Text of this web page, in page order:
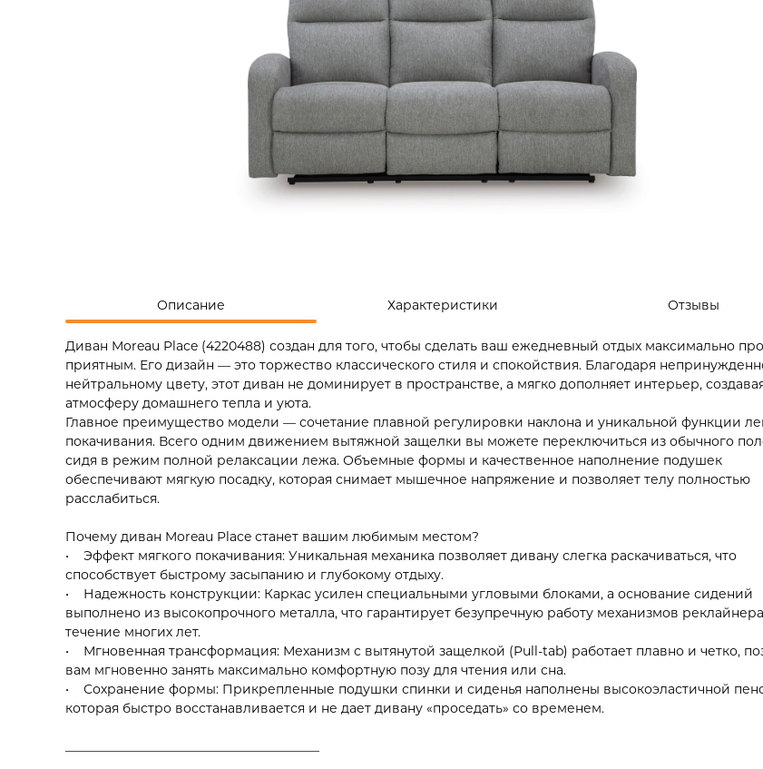
Описание Характеристики Отзывы
Диван Moreau Place (4220488) создан для того, чтобы сделать ваш ежедневный отдых максимально
приятным. Его дизайн — это торжество классического стиля и спокойствия. Благодаря
нейтральному цвету, этот диван не доминирует в пространстве, а мягко дополняет интерьер,
атмосферу домашнего тепла и уюта.
Главное преимущество модели — сочетание плавной регулировки наклона и уникальной функции
покачивания. Всего одним движением вытяжной защелки вы можете переключиться из обычного
сидя в режим полной релаксации лежа. Объемные формы и качественное наполнение подушек
обеспечивают мягкую посадку, которая снимает мышечное напряжение и позволяет телу полностью
расслабиться.
Почему диван Moreau Place станет вашим любимым местом?
• Эффект мягкого покачивания: Уникальная механика позволяет дивану слегка раскачиваться, что
способствует быстрому засыпанию и глубокому отдыху.
• Надежность конструкции: Каркас усилен специальными угловыми блоками, а основание сидений
выполнено из высокопрочного металла, что гарантирует безупречную работу механизмов
течение многих лет.
• Мгновенная трансформация: Механизм с вытянутой защелкой (Pull-tab) работает плавно и четко,
вам мгновенно занять максимально комфортную позу для чтения или сна.
• Сохранение формы: Прикрепленные подушки спинки и сиденья наполнены высокоэластичной
которая быстро восстанавливается и не дает дивану «проседать» со временем.